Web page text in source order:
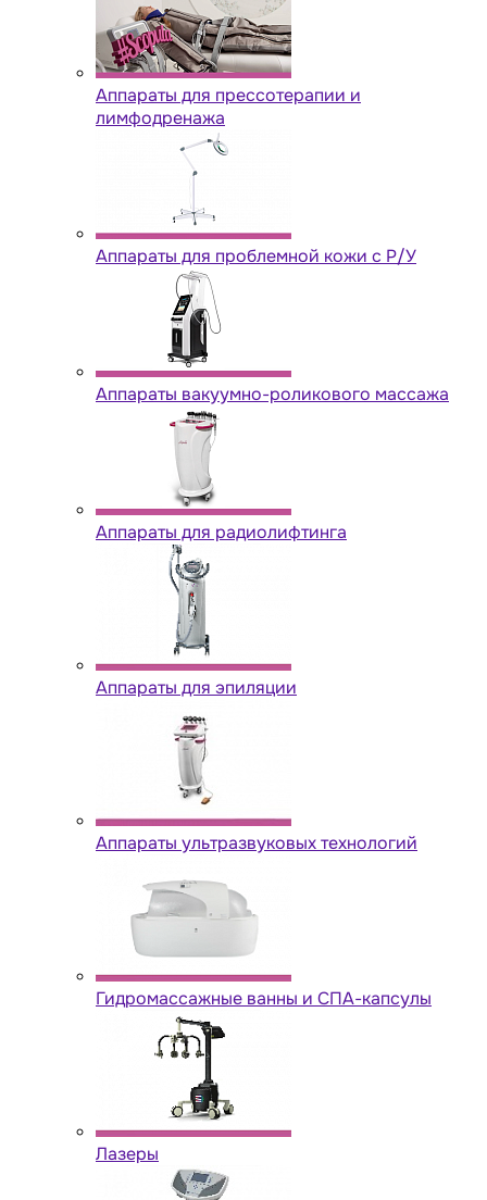
Аппараты для прессотерапии и
лимфодренажа
Аппараты для проблемной кожи с Р/У
Аппараты вакуумно-роликового массажа
Аппараты для радиолифтинга
Аппараты для эпиляции
Аппараты ультразвуковых технологий
Гидромассажные ванны и СПА-капсулы
Лазеры